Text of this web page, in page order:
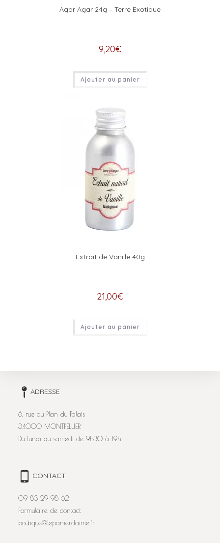
Agar Agar 24g – Terre Exotique
9,20€
Ajouter au panier
Extrait de Vanille 40g
21,00€
Ajouter au panier
ADRESSE
6, rue du Plan du Palais
34000 MONTPELLIER
Du lundi au samedi de 9h30 à 19h.
CONTACT
09 83 29 98 62
Formulaire de contact
boutique@lepanierdaime.fr